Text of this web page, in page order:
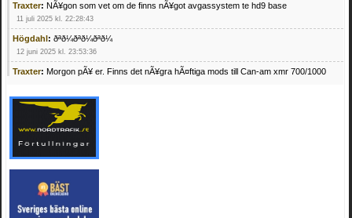
Traxter: NÃ¥gon som vet om de finns nÃ¥got avgassystem te hd9 base
11 juli 2025 kl. 22:28:43
Högdahl: ðªð¼ðªð¼ðªð¼
12 juni 2025 kl. 23:53:36
Traxter: Morgon pÃ¥ er. Finns det nÃ¥gra hÃ¤ftiga mods till Can-am xmr 700/1000
Mrhandsome:SÃ¶ker defekta/trasiga fyrhjulingar. Jag betalar bra och du kan nÃ¥ mig
pÃ¥ 0709955029 eller hv.alexandersson@gmail.com ifall du har en som du vill sÃ¤lja
mvh Hugo
21 februari 2025 kl. 09:25:52
Oscar5:NÃ¥gon som vet vad man kan begÃ¤ra fÃ¶r en Honda TRX 350 FE 2005
4 februari 2025 kl. 19:20:50
Oscar5:44